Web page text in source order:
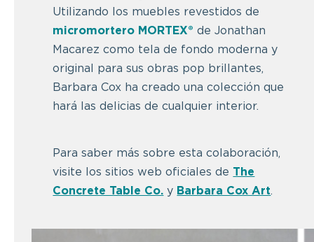
Utilizando los muebles revestidos de
micromortero MORTEX® de Jonathan
Macarez como tela de fondo moderna y
original para sus obras pop brillantes,
Barbara Cox ha creado una colección que
hará las delicias de cualquier interior.
Para saber más sobre esta colaboración,
visite los sitios web oficiales de The
Concrete Table Co. y Barbara Cox Art.